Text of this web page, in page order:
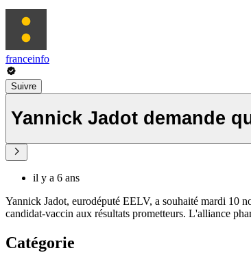
franceinfo
Suivre
Yannick Jadot demande
il y a 6 ans
Yannick Jadot, eurodéputé EELV, a souhaité mardi 10
candidat-vaccin aux résultats prometteurs. L'alliance
Catégorie